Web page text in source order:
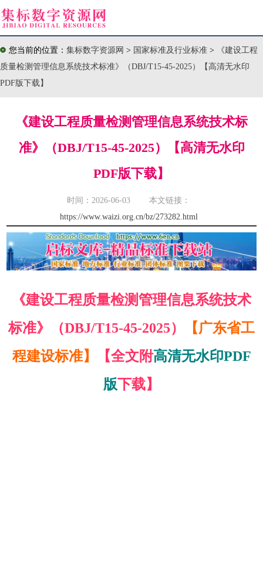
您当前的位置： 集标数字资源网 > 国家标准及行业标准 >
《建设工程
质量检测管理信息系统技术标准》（DBJ/T15-45-2025）【高清无水印
PDF版下载】
《建设工程质量检测管理信息系统技术标
准》（DBJ/T15-45-2025）【高清无水印
PDF版下载】
时间：2026-06-03 本文链接：
https://www.waizi.org.cn/bz/273282.html
《建设工程质量检测管理信息系统技术
标准》（DBJ/T15-45-2025）
【广东省工
程建设标准】
【全文附高清无水印PDF
版下载】